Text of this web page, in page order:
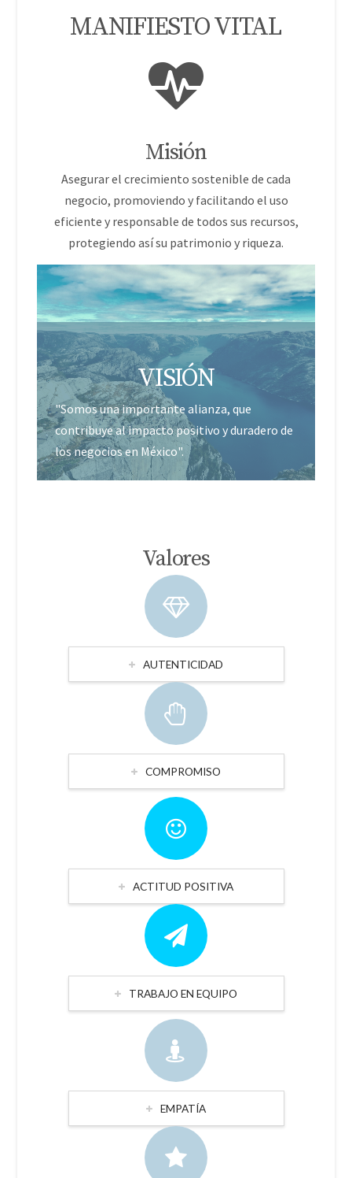
MANIFIESTO VITAL
Misión
Asegurar el crecimiento sostenible de cada
negocio, promoviendo y facilitando el uso
eficiente y responsable de todos sus recursos,
protegiendo así su patrimonio y riqueza.
VISIÓN
"Somos una importante alianza, que
contribuye al impacto positivo y duradero de
los negocios en México".
Valores
AUTENTICIDAD
COMPROMISO
ACTITUD POSITIVA
TRABAJO EN EQUIPO
EMPATÍA